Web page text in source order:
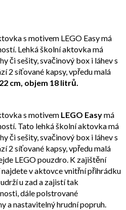
s motivem LEGO Easy má
Lehká školní aktovka má
či sešity, svačinový box i láhev s
2 síťované kapsy, vpředu malá
cm, objem 18 litrů.
s motivem LEGO Easymá
Tato lehká školní aktovka má
či sešity, svačinový box i láhev s
2 síťované kapsy, vpředu malá
LEGO pouzdro. K zajištění
v aktovce vnitřní přihrádku
u zad a zajistí tak
dále polstrované
a nastavitelný hrudní popruh.